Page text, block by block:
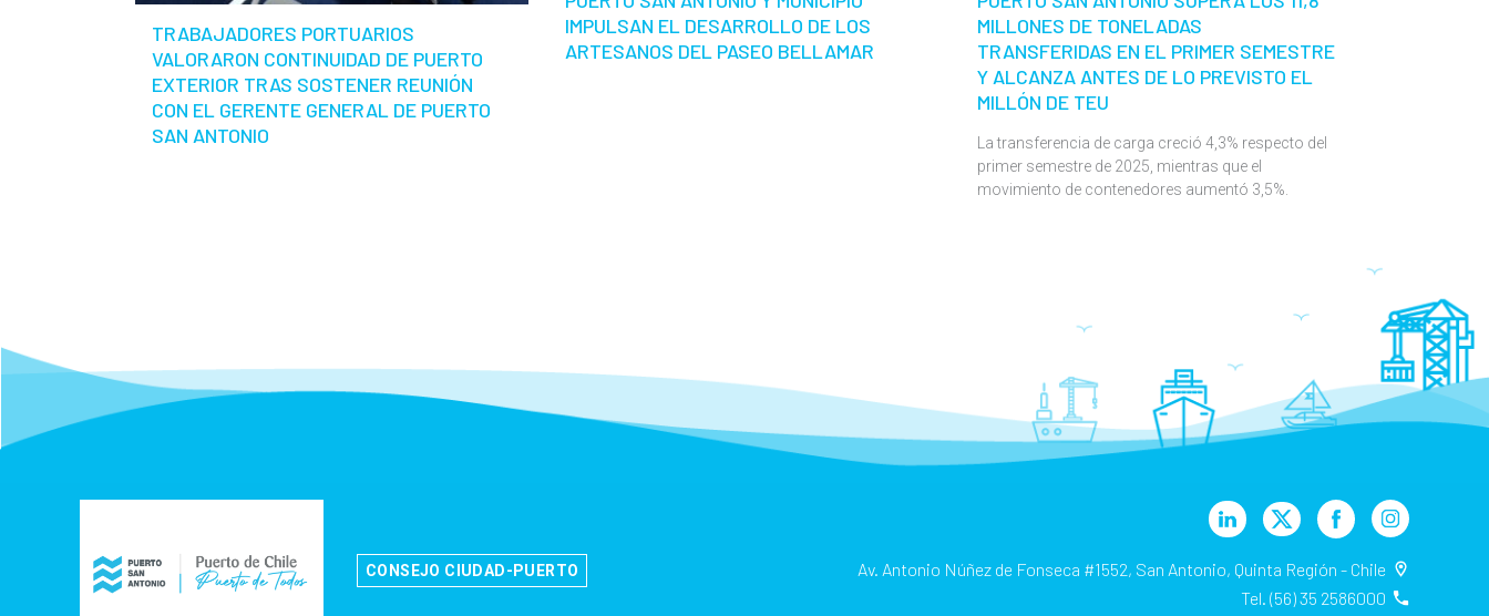
TRABAJADORES PORTUARIOS
VALORARON CONTINUIDAD DE PUERTO
EXTERIOR TRAS SOSTENER REUNIÓN
CON EL GERENTE GENERAL DE PUERTO
SAN ANTONIO
IMPULSAN EL DESARROLLO DE LOS
ARTESANOS DEL PASEO BELLAMAR
MILLONES DE TONELADAS
TRANSFERIDAS EN EL PRIMER SEMESTRE
Y ALCANZA ANTES DE LO PREVISTO EL
MILLÓN DE TEU
La transferencia de carga creció 4,3% respecto del
primer semestre de 2025, mientras que el
movimiento de contenedores aumentó 3,5%.
CONSEJO CIUDAD-PUERTO
Av. Antonio Núñez de Fonseca #1552, San Antonio, Quinta Región - Chile
Tel. (56) 35 2586000